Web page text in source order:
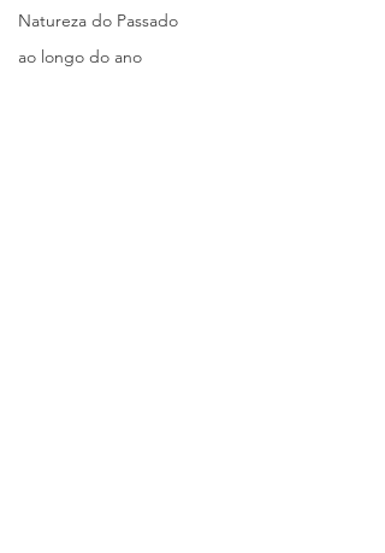
Natureza do Passado
ao longo do ano